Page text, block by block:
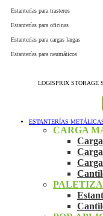
Estanterías para trasteros
Estanterías para oficinas
Estanterías para cargas largas
Estanterías para neumáticos
LOGISPRIX STORAGE
ESTANTERÍAS
CARGA